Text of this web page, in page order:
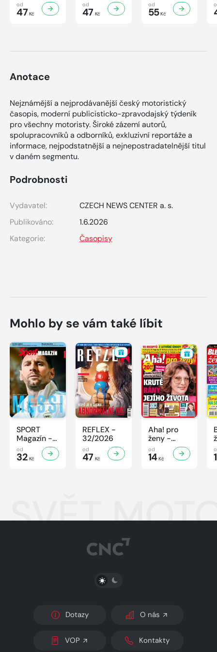
Knihovnička
2/2026
od
47 Kč
Knihovnička
1/2026
od
47 Kč
Knihovnička
4/2025
od
55Kč
Anotace
Nejznámější a nejprodávanější český motoristický
časopis, moderní publicisticko-zpravodajský týdeník
pro všechny motoristy. Široké zázemí autorů,
spolupracovníků a odborníků, exkluzivní reportáže a
informace, nejpodstatnější a nejnepostradatelnější titul
v daném segmentu.
Podrobnosti
Vydavatel:
CZECH NEWS CENTER a. s.
Publikováno:
1.6.2026
Kategorie:
Časopisy
Mohlo by se vám také líbit
SPORT
Magazín -
32/2026
od
32 Kč
REFLEX -
32/2026
od
47 Kč
Aha! pro
ženy -
32/2026
od
14Kč
SVĚT
PŘEPNOUT SVĚTLÝ/TMAVÝ REŽIM
Dotazy O nás
VOP Kontakty